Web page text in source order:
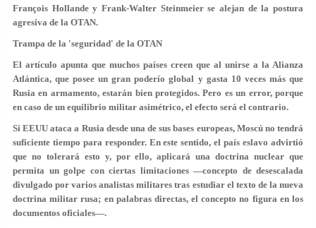
François Hollande y Frank-Walter Steinmeier se alejan de la postura
agresiva de la OTAN.
Trampa de la 'seguridad' de la OTAN
El artículo apunta que muchos países creen que al unirse a la Alianza
Atlántica, que posee un gran poderío global y gasta 10 veces más que
Rusia en armamento, estarán bien protegidos. Pero es un error, porque
en caso de un equilibrio militar asimétrico, el efecto será el contrario.
Si EEUU ataca a Rusia desde una de sus bases europeas, Moscú no tendrá
suficiente tiempo para responder. En este sentido, el país eslavo advirtió
que no tolerará esto y, por ello, aplicará una doctrina nuclear que
permita un golpe con ciertas limitaciones —concepto de desescalada
divulgado por varios analistas militares tras estudiar el texto de la nueva
doctrina militar rusa; en palabras directas, el concepto no figura en los
documentos oficiales—.